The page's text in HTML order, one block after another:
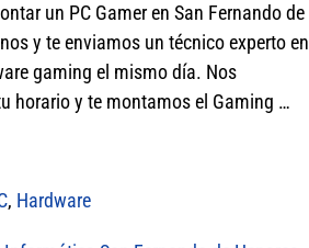
ail ts
A
pp
un PC Gamer en San Fernando de
y te enviamos un técnico experto en
gaming el mismo día. Nos
horario y te montamos el Gaming …
, Hardware